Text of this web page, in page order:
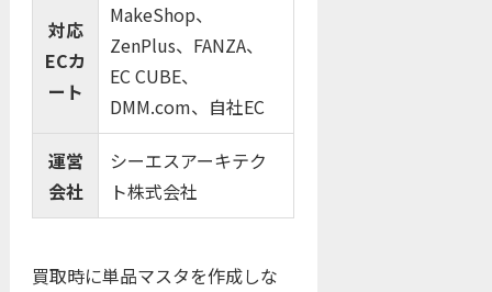
対応
ECカ
ート
MakeShop、
ZenPlus、FANZA、
EC CUBE、
DMM.com、自社EC
運営
会社
シーエスアーキテク
ト株式会社
買取時に単品マスタを作成しな